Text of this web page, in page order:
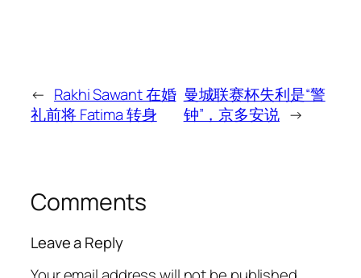
← Rakhi Sawant 在婚
礼前将 Fatima 转身
曼城联赛杯失利是“警
钟”，京多安说 →
Comments
Leave a Reply